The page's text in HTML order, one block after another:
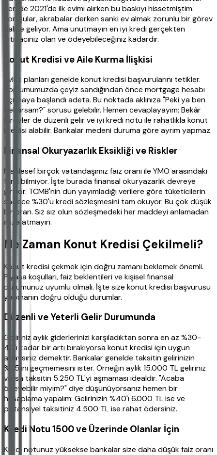
Ben de 2021'de ilk evimi alırken bu baskıyı hissetmiştim.
Komşular, akrabalar derken sanki ev almak zorunlu bir görev
haline geliyor. Ama unutmayın en iyi kredi gerçekten
ihtiyacınız olan ve ödeyebileceğiniz kadardır.
Konut Kredisi ve Aile Kurma İlişkisi
Evlilik planları genelde konut kredisi başvurularını tetikler.
Toplumumuzda çeyiz sandığından önce mortgage hesabı
açılmaya başlandı adeta. Bu noktada aklınıza "Peki ya ben
bekârsam?" sorusu gelebilir. Hemen cevaplayayım: Bekâr
bireyler de düzenli gelir ve iyi kredi notu ile rahatlıkla konut
kredisi alabilir. Bankalar medeni duruma göre ayrım yapmaz.
Finansal Okuryazarlık Eksikliği ve Riskler
Maalesef birçok vatandaşımız faiz oranı ile YMO arasındaki
farkı bilmiyor. İşte burada finansal okuryazarlık devreye
giriyor. TCMB'nin dün yayımladığı verilere göre tüketicilerin
sadece %30'u kredi sözleşmesini tam okuyor. Bu çok düşük
bir oran. Siz siz olun sözleşmedeki her maddeyi anlamadan
imza atmayın.
Ne Zaman Konut Kredisi Çekilmeli?
Konut kredisi çekmek için doğru zamanı beklemek önemli.
Piyasa koşulları, faiz beklentileri ve kişisel finansal
durumunuz uyumlu olmalı. İşte size konut kredisi başvurusu
yapmanın doğru olduğu durumlar.
Düzenli ve Yeterli Gelir Durumunda
Geliriniz aylık giderlerinizi karşıladıktan sonra en az %30-
40'ı kadar bir artı bırakıyorsa konut kredisi için uygun
adaysınız demektir. Bankalar genelde taksitin gelirinizin
%35'ini geçmemesini ister. Örneğin aylık 15.000 TL geliriniz
varsa taksitin 5.250 TL'yi aşmaması idealdir. "Acaba
ödeyebilir miyim?" diye düşünüyorsanız hemen bir
hesaplama yapalım: Gelirinizin %40'ı 6.000 TL ise ve
potansiyel taksitiniz 4.500 TL ise rahat ödersiniz.
Kredi Notu 1500 ve Üzerinde Olanlar İçin
Kredi notunuz yüksekse bankalar size daha düşük faiz oranı